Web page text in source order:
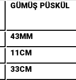
GÜMÜŞ PÜSKÜL
43MM
11CM
33CM